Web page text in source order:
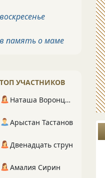
воскресенье
в память о маме
ТОП УЧАСТНИКОВ
Наташа Воронцова
Арыстан Тастанов
Двенадцать струн
Амалия Сирин